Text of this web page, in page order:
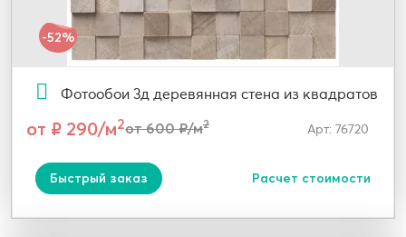
-52%
Фотообои 3д деревянная стена из квадратов
от ₽ 290/м2от 600 ₽/м2 Арт: 76720
Быстрый заказ Расчет стоимости